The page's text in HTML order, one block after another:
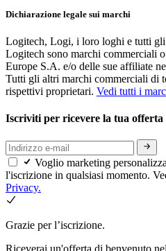
Dichiarazione legale sui marchi
Logitech, Logi, i loro loghi e tutti
Logitech sono marchi commerciali
Europe S.A. e/o delle sue affiliate
Tutti gli altri marchi commerciali di
rispettivi proprietari. Vedi tutti i
Iscriviti per ricevere la tua offerta
Voglio marketing
l'iscrizione in qualsiasi momento.
Privacy.
Grazie per l’iscrizione.
Riceverai un'offerta di benvenuto